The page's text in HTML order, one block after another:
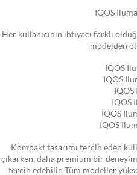
IQOS
Her kullanıcının ihtiyacı farklı
modelden
IQOS
IQOS
IQOS
IQOS
IQOS
IQOS
Kompakt tasarımı tercih eden
çıkarken, daha premium bir
tercih edebilir. Tüm modeller